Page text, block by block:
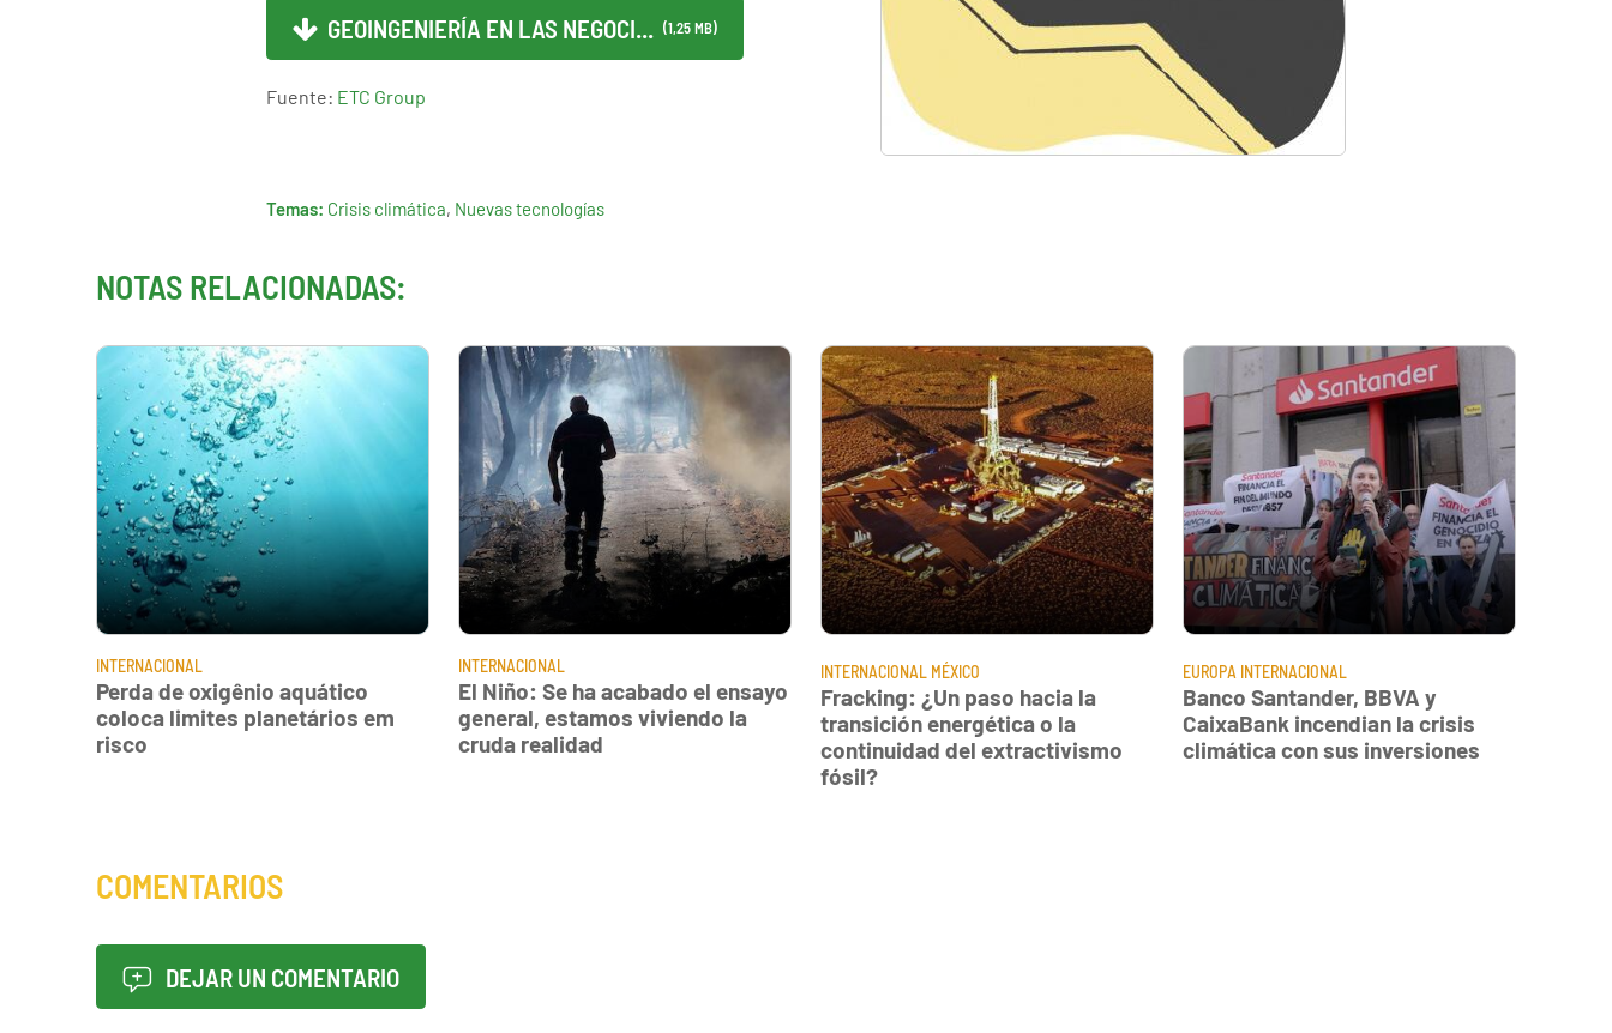
GEOINGENIERÍA EN LAS NEGOCI... (1,25 MB)
Fuente: ETC Group
Temas: Crisis climática, Nuevas tecnologías
NOTAS RELACIONADAS:
INTERNACIONAL
Perda de oxigênio aquático
coloca limites planetários em
risco
INTERNACIONAL
El Niño: Se ha acabado el ensayo
general, estamos viviendo la
cruda realidad
INTERNACIONAL MÉXICO
Fracking: ¿Un paso hacia la
transición energética o la
continuidad del extractivismo
fósil?
EUROPA INTERNACIONAL
Banco Santander, BBVA y
CaixaBank incendian la crisis
climática con sus inversiones
COMENTARIOS
DEJAR UN COMENTARIO